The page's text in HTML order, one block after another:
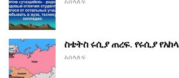
ስቴትስ ሩሲያ ጠረፍ. የሩሲያ
አሰላለፍ